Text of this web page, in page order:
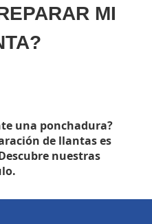
MI
una ponchadura?
de llantas es
nuestras